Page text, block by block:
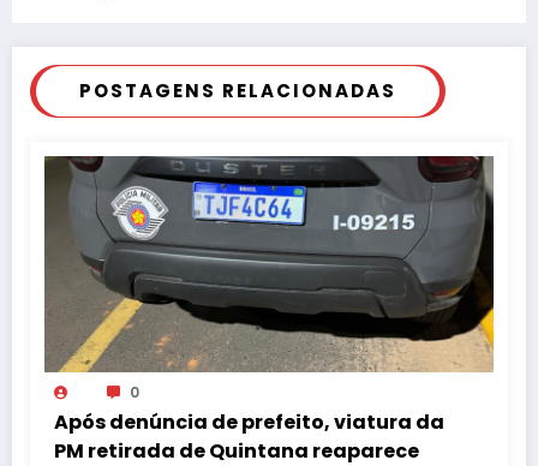
POSTAGENS RELACIONADAS
0
Após denúncia de prefeito, viatura da
PM retirada de Quintana reaparece